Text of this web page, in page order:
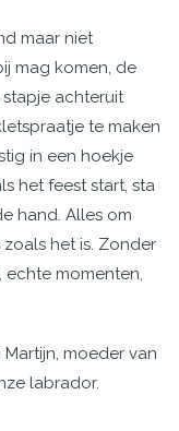
maar niet
mag komen, de
achteruit
te maken
in een hoekje
het feest start, sta
hand. Alles om
het is. Zonder
echte momenten,
moeder van
labrador.